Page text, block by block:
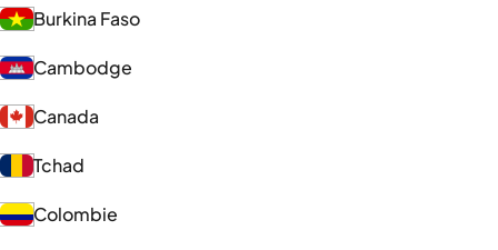
Burkina Faso
Cambodge
Canada
Tchad
Colombie